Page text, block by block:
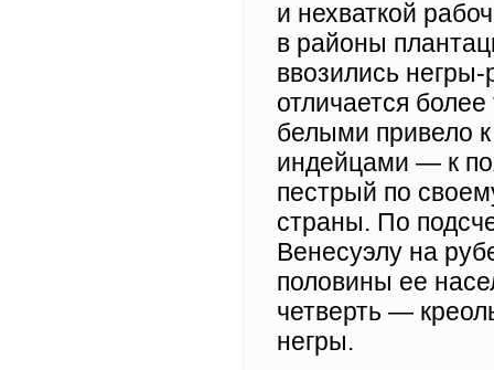
и нехваткой
в районы
ввозились
отличается
белыми привело
индейцами — к
пестрый по
страны. По
Венесуэлу на
половины ее
четверть —
негры.